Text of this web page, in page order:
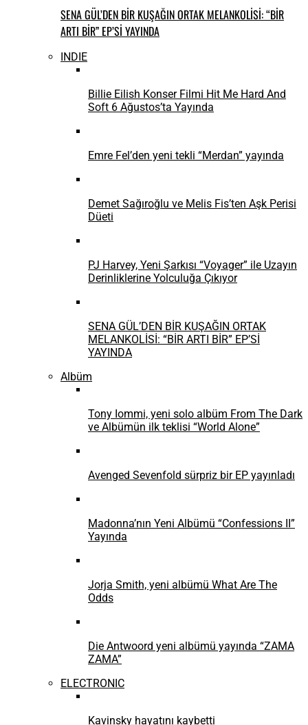
SENA GÜL’DEN BİR KUŞAĞIN ORTAK MELANKOLİSİ: “BİR
ARTI BİR” EP’Sİ YAYINDA
INDIE
Billie Eilish Konser Filmi Hit Me Hard And
Soft 6 Ağustos’ta Yayında
Emre Fel’den yeni tekli “Merdan” yayında
Demet Sağıroğlu ve Melis Fis’ten Aşk Perisi
Düeti
PJ Harvey, Yeni Şarkısı “Voyager” ile Uzayın
Derinliklerine Yolculuğa Çıkıyor
SENA GÜL’DEN BİR KUŞAĞIN ORTAK
MELANKOLİSİ: “BİR ARTI BİR” EP’Sİ
YAYINDA
Albüm
Tony Iommi, yeni solo albüm From The Dark
ve Albümün ilk teklisi “World Alone”
Avenged Sevenfold sürpriz bir EP yayınladı
Madonna’nın Yeni Albümü “Confessions II”
Yayında
Jorja Smith, yeni albümü What Are The
Odds
Die Antwoord yeni albümü yayında “ZAMA
ZAMA”
ELECTRONIC
Kavinsky hayatını kaybetti